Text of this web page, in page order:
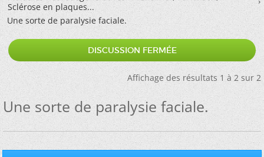
Sclérose en plaques...
Une sorte de paralysie faciale.
DISCUSSION FERMÉE
Affichage des résultats 1 à 2 sur 2
Une sorte de paralysie faciale.